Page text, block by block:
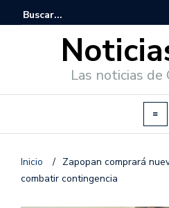
Las noticias de
Inicio / Zapopan comprará
combatir contingencia